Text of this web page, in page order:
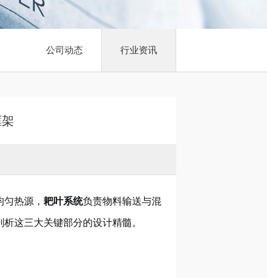
公司动态 行业资讯
热源， 耙叶系统负责物料输送与混
这三大关键部分的设计精髓。